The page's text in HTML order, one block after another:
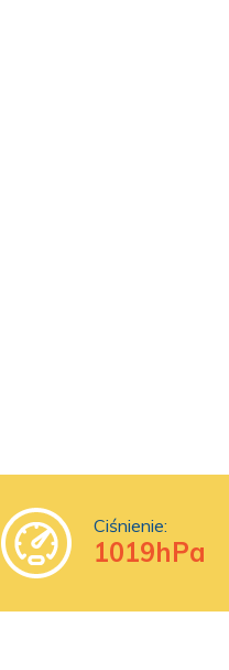
Ciśnienie:
1019hPa